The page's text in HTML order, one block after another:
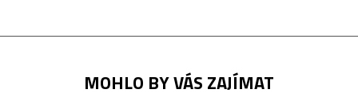
MOHLO BY VÁS ZAJÍMAT